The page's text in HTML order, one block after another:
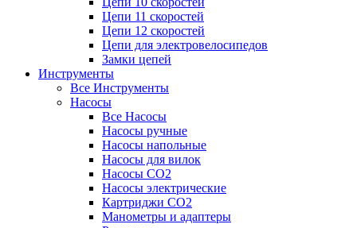
Цепи 11 скоростей
Цепи 12 скоростей
Цепи для электровелосипедов
Замки цепей
Инструменты
Все Инструменты
Насосы
Все Насосы
Насосы ручные
Насосы напольные
Насосы для вилок
Насосы CO2
Насосы электрические
Картриджи CO2
Манометры и адаптеры